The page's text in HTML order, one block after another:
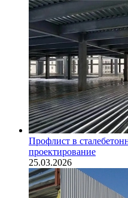
Профлист в
проектирование
25.03.2026